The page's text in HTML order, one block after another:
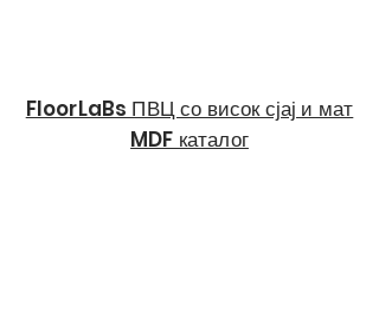
FloorLaBs ПВЦ со висок сјај и мат
MDF каталог